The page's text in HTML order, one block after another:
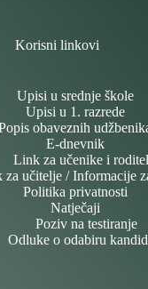
Korisni linkovi
Upisi u srednje škole
Upisi u 1. razrede
obaveznih
E-dnevnik
Link za učenike i
za učitelje / Informacije
Politika privatnosti
Natječaji
Poziv na testiranje
Odluke o odabiru